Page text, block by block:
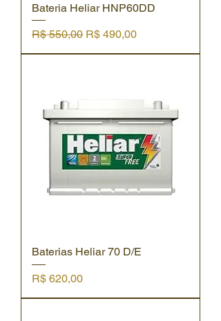
Bateria Heliar HNP60DD
Preço normal
R$ 550,00 Preço promocional
R$ 490,00
Baterias Heliar 70 D/E
Preço
R$ 620,00